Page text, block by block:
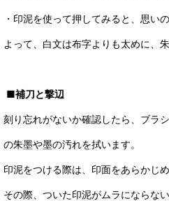
・印泥を使って押してみると、思い
よって、白文は布字よりも太めに、
■補刀と撃辺
刻り忘れがないか確認したら、ブラ
の朱墨や墨の汚れを拭います。
印泥をつける際は、印面をあらかじ
その際、ついた印泥がムラにならな